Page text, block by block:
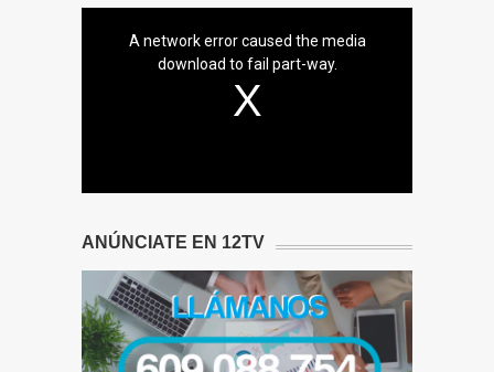
A network error caused the media
download to fail part-way.
ANÚNCIATE EN 12TV